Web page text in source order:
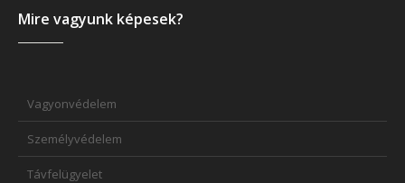
Mire vagyunk képesek?
Vagyonvédelem
Személyvédelem
Távfelügyelet